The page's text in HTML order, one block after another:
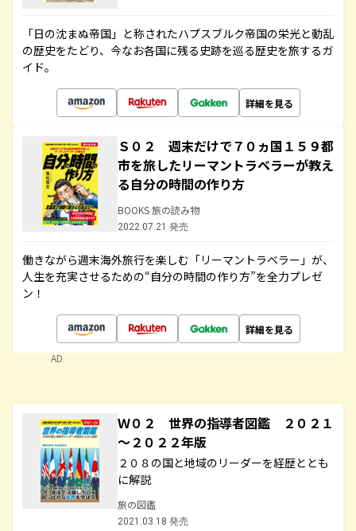
「日の沈まぬ帝国」と称されたハプスブルク帝国の栄光と動乱
の歴史をたどり、今なお各国に残る史跡を巡る歴史を旅するガ
イド。
詳細を見る
Ｓ０２ 週末だけで７０ヵ国１５９都
市を旅したリーマントラベラーが教え
る自分の時間の作り方
BOOKS 旅の読み物
2022.07.21 発売
働きながら週末海外旅行を楽しむ「リーマントラベラー」が、
人生を充実させるための“自分の時間の作り方”を全力プレゼ
ン！
詳細を見る
AD
Ｗ０２ 世界の指導者図鑑 ２０２１
～２０２２年版
２０８の国と地域のリーダーを経歴ととも
に解説
旅の図鑑
2021.03.18 発売